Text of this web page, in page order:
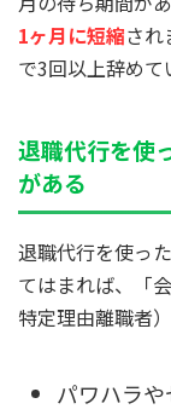
1ヶ月に短縮さ
で3回以上辞めて
退職代行を使
がある
退職代行を使っ
てはまれば、「
特定理由離職者
パワハラ